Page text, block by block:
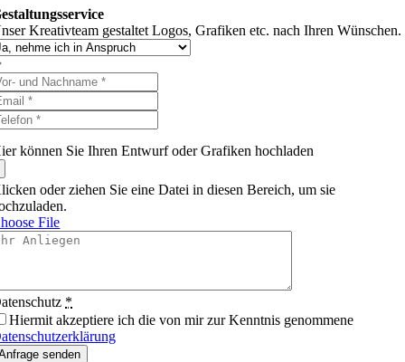
Kreativteam gestaltet Logos, Grafiken etc. nach Ihren Wünschen.
können Sie Ihren Entwurf oder Grafiken hochladen
oder ziehen Sie eine Datei in diesen Bereich, um sie
File
*
Hiermit akzeptiere ich die von mir zur Kenntnis genommene
senden